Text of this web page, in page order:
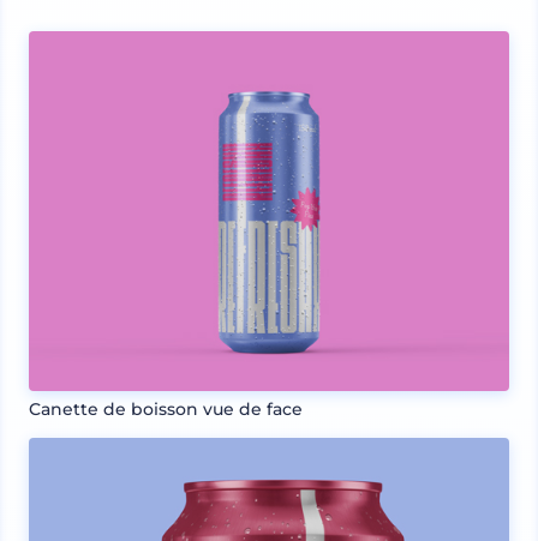
Canette de boisson vue de face